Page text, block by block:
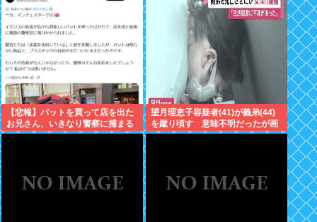
悲鳴」
【悲報】バットを買って店を出た
お兄さん、いきなり警察に捕まる
www
望月理恵子容疑者(41)が義弟(44)
を蹴り頃す 意味不明だったが画
像みて納得・・・